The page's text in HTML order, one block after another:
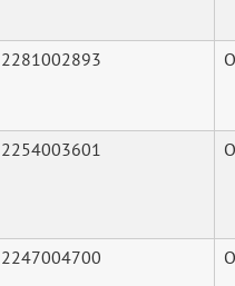
2281002893
2254003601
2247004700